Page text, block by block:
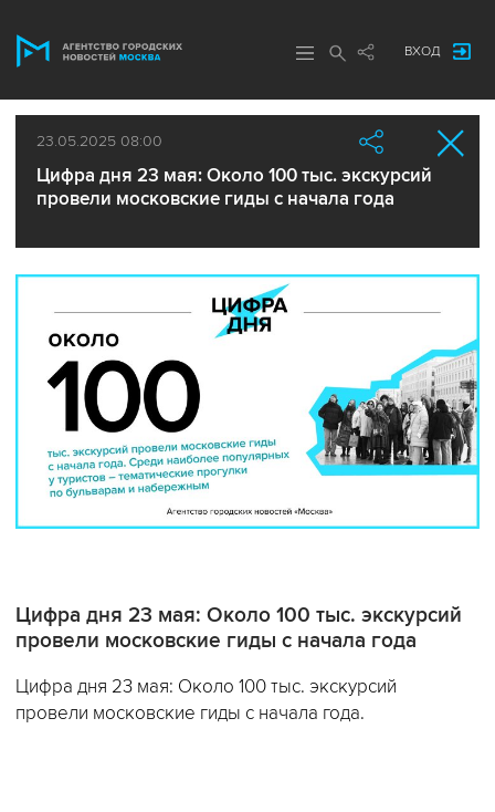
ВХОД
23.05.2025 08:00
Цифра дня 23 мая: Около 100 тыс. экскурсий
провели московские гиды с начала года
Цифра дня 23 мая: Около 100 тыс. экскурсий
провели московские гиды с начала года
Цифра дня 23 мая: Около 100 тыс. экскурсий
провели московские гиды с начала года.